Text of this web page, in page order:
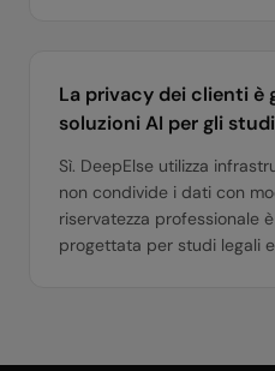
La privacy dei clienti è
soluzioni AI per gli
Sì. DeepElse utilizza
non condivide i dati con
riservatezza professionale
progettata per studi legali